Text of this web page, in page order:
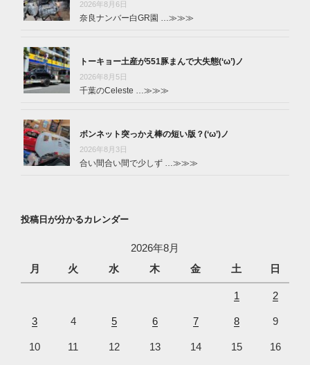
2026年8月6日
奈良ナンバー白GR園 … ≫≫≫
トーキョー土産が551豚まんで大失態(‘ω’)ノ
2026年8月5日
千葉のCeleste … ≫≫≫
ボンネット突っかえ棒の短い版？(‘ω’)ノ
2026年8月3日
合い間合い間で少しず … ≫≫≫
投稿日が分かるカレンダー
2026年8月
月
火 水 木 金 土 日
1 2
3 4 5 6 7 8 9
10 11 12 13 14 15 16